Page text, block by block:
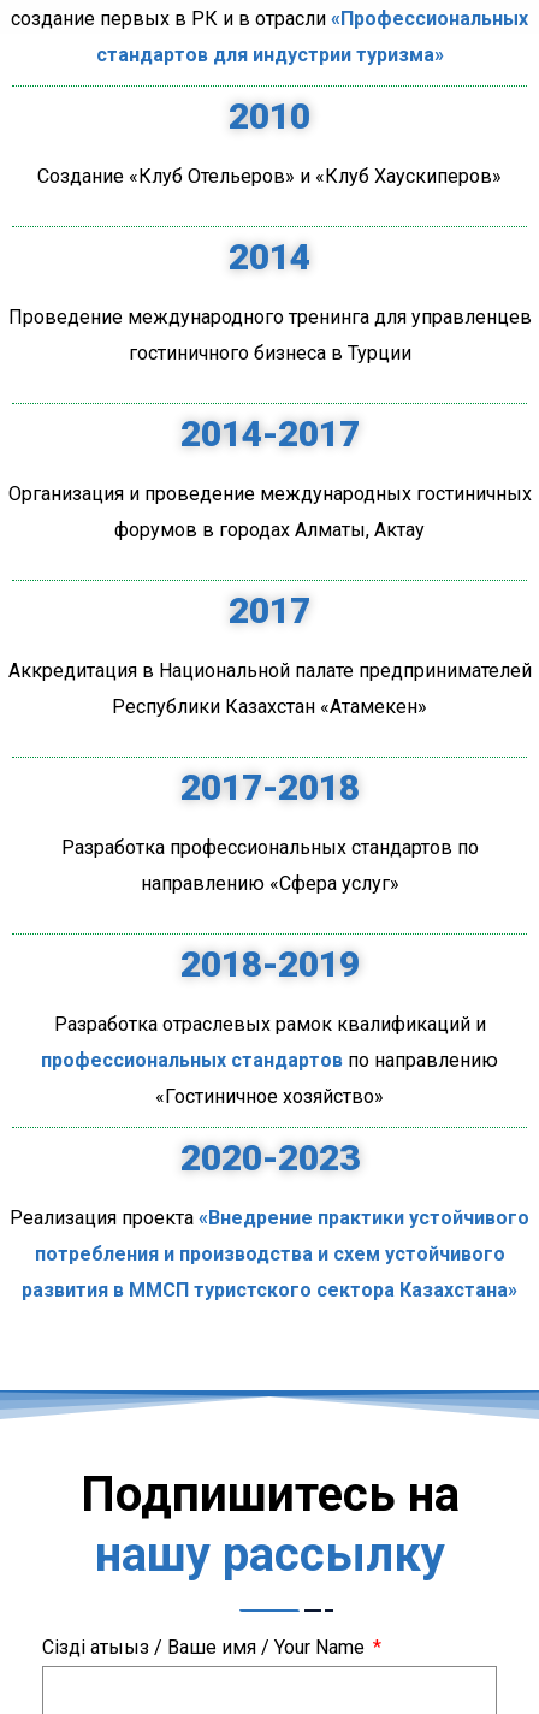
создание первых в РК и в отрасли «Профессиональных
стандартов для индустрии туризма»
2010
Создание «Клуб Отельеров» и «Клуб Хаускиперов»
2014
Проведение международного тренинга для управленцев
гостиничного бизнеса в Турции
2014-2017
Организация и проведение международных гостиничных
форумов в городах Алматы, Актау
2017
Аккредитация в Национальной палате предпринимателей
Республики Казахстан «Атамекен»
2017-2018
Разработка профессиональных стандартов по
направлению «Сфера услуг»
2018-2019
Разработка отраслевых рамок квалификаций и
профессиональных стандартов по направлению
«Гостиничное хозяйство»
2020-2023
Реализация проекта «Внедрение практики устойчивого
потребления и производства и схем устойчивого
развития в ММСП туристского сектора Казахстана»
Подпишитесь на
нашу рассылку
Сіздің атыңыз / Ваше имя / Your Name